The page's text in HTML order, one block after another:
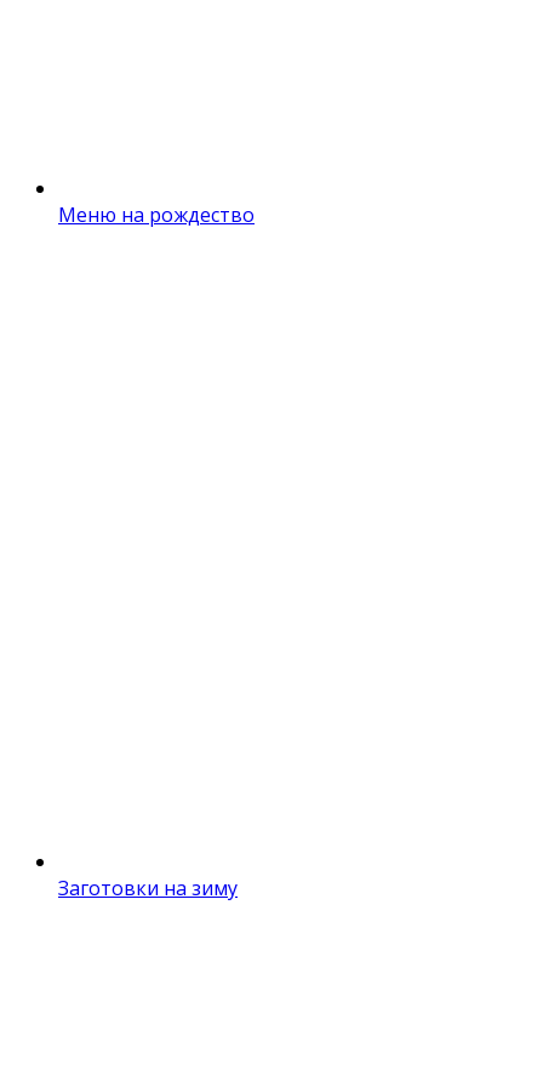
Меню на рождество
Заготовки на зиму